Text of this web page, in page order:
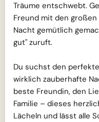
Träume entschwebt.
Freund mit den
Nacht gemütlich
gut" zuruft.
Du suchst den
wirklich zauberhafte
beste Freundin, den
Familie – dieses
Lächeln und lässt alle